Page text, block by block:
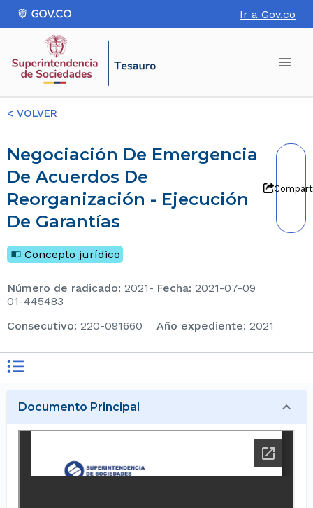
Ir a Gov.co
< VOLVER
Negociación De Emergencia
De Acuerdos De
Reorganización - Ejecución
De Garantías
Concepto jurídico
Número de radicado: 2021-
01-445483
Fecha: 2021-07-09
consecutivo: 220-091660 Año expediente: 2021
Documento Principal